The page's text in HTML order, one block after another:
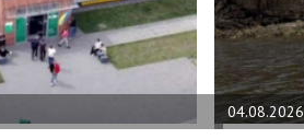
04.08.2026